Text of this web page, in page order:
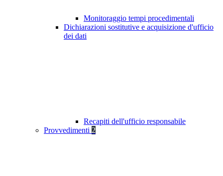
Monitoraggio tempi procedimentali
Dichiarazioni sostitutive e acquisizione d'ufficio
dei dati
Recapiti dell'ufficio responsabile
Provvedimenti 2